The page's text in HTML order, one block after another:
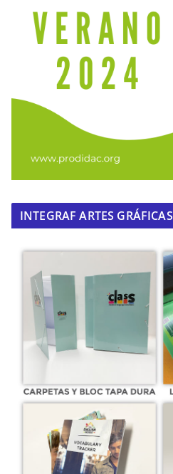
INTEGRAF ARTES GRÁFICAS